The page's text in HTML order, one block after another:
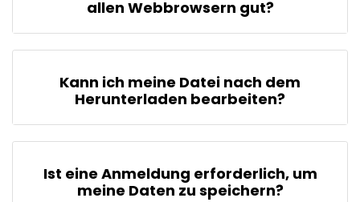
allen Webbrowsern gut?
Kann ich meine Datei nach dem
Herunterladen bearbeiten?
Ist eine Anmeldung erforderlich, um
meine Daten zu speichern?